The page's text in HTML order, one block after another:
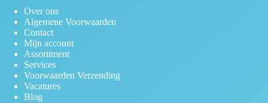
Over ons
Algemene Voorwaarden
Contact
Mijn account
Assortiment
Services
Voorwaarden Verzending
Vacatures
Blog